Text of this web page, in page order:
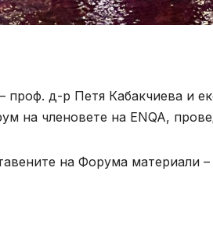
проф. д-р Петя Кабакчиева и
на членовете на ENQA,
на Форума материали –